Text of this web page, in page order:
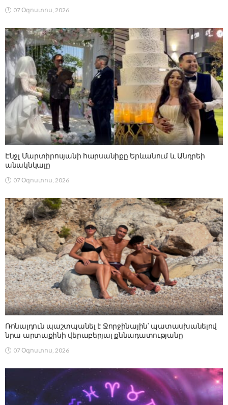
07 Օգոստոս, 2026
Էնջլ Մարտիրոսյանի հարսանիքը Երևանում և Անդրեի
անակնկալը
07 Օգոստոս, 2026
Ռոնալդուն պաշտպանել է Ջորջինային՝ պատասխանելով
նրա արտաքինի վերաբերյալ քննադատությանը
07 Օգոստոս, 2026